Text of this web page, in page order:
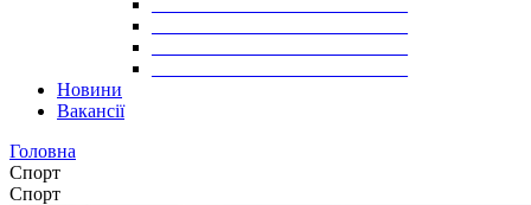
Новини
Вакансії
Головна
Спорт
Спорт